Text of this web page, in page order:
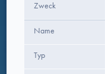
Zweck
Name
Typ